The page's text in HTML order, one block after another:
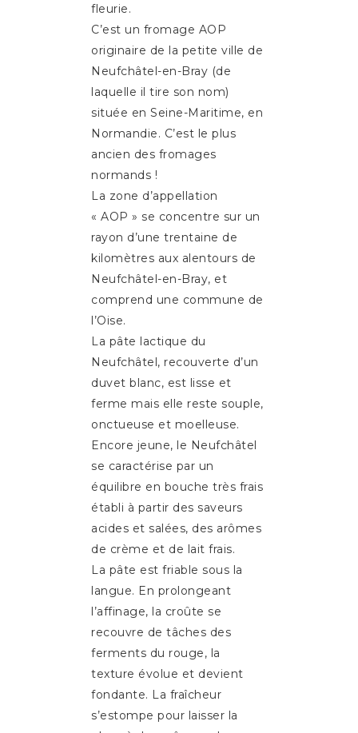
fleurie.
C’est un fromage AOP
originaire de la petite ville de
Neufchâtel-en-Bray (de
laquelle il tire son nom)
située en Seine-Maritime, en
Normandie. C’est le plus
ancien des fromages
normands !
La zone d’appellation
« AOP » se concentre sur un
rayon d’une trentaine de
kilomètres aux alentours de
Neufchâtel-en-Bray, et
comprend une commune de
l’Oise.
La pâte lactique du
Neufchâtel, recouverte d’un
duvet blanc, est lisse et
ferme mais elle reste souple,
onctueuse et moelleuse.
Encore jeune, le Neufchâtel
se caractérise par un
équilibre en bouche très frais
établi à partir des saveurs
acides et salées, des arômes
de crème et de lait frais.
La pâte est friable sous la
langue. En prolongeant
l’affinage, la croûte se
recouvre de tâches des
ferments du rouge, la
texture évolue et devient
fondante. La fraîcheur
s’estompe pour laisser la